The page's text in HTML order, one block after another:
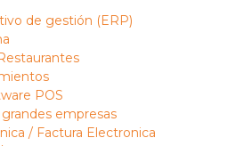
de gestión (ERP)
POS
empresas
/ Factura Electronica